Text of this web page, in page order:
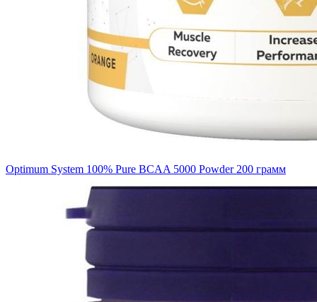
Optimum System 100% Pure BCAA 5000 Powder 200 грамм